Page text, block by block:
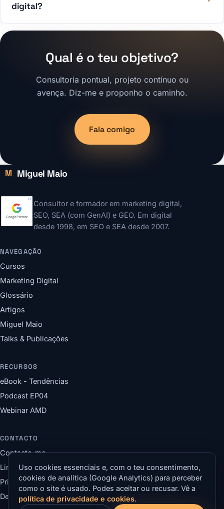
digital?
Qual é o teu objetivo?
Consultoria pontual, projeto contínuo ou
avença. Diz-me e proponho o caminho.
Fala comigo
M Miguel Maio
Consultor e formador em marketing digital,
SEO, SEA (com GenAI) e GEO. Em digital
desde 1998, em SEO e SEA desde 2007.
NAVEGAÇÃO
Cursos
Marketing Digital
Glossário
Artigos
Miguel Maio
Talks & Publicações
RECURSOS
eBook - Tendências
Podcast EP04
Webinar AMD
CONTACTO
Contacte-me
LinkedIn
Privacidade & Cookies
Definições de cookies
Uso cookies essenciais e, com o teu consentimento,
cookies de analítica (Google Analytics) para perceber
como o site é usado. Podes aceitar ou recusar. Vê a
política de privacidade e cookies.